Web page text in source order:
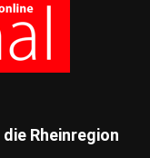
Rheinregion